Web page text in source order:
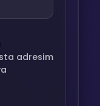
adresim